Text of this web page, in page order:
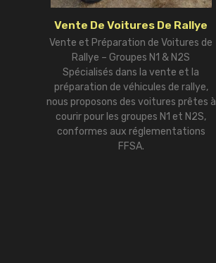
Vente De Voitures De Rallye
Vente et Préparation de Voitures de
Rallye – Groupes N1 & N2S
Spécialisés dans la vente et la
préparation de véhicules de rallye,
nous proposons des voitures prêtes à
courir pour les groupes N1 et N2S,
conformes aux réglementations
FFSA.